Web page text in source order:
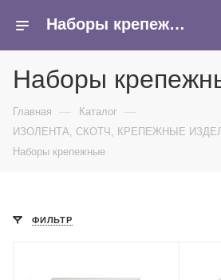
Наборы крепежные - купить оптом в интернет-магазине Армина
Наборы
Главная — Каталог —
ИЗОЛЕНТА, СКОТЧ, КРЕПЕЖНЫЕ
Наборы крепежные
ФИЛЬТР